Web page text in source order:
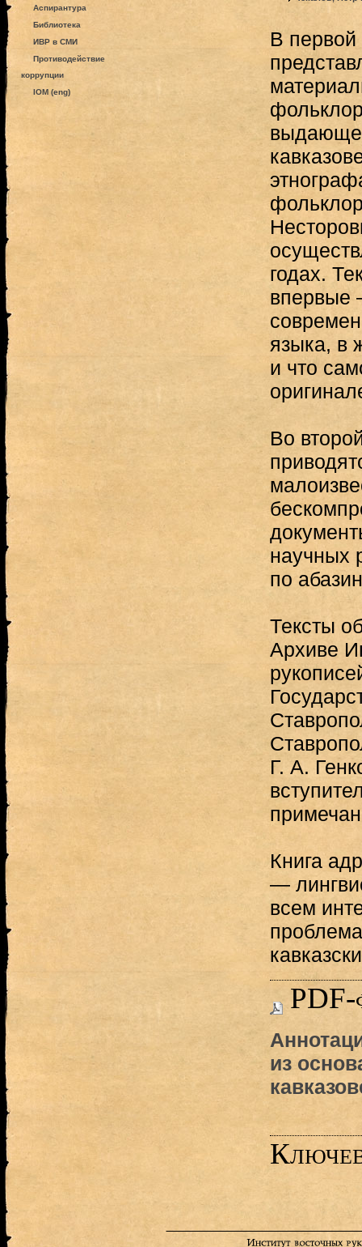
Аспирантура
Библиотека
ИВР в СМИ
Противодействие
коррупции
IOM (eng)
В первой
годах.
впервые
языка, в
и что
Во
научных
по
Тексты
Архиве
Г. А.
Книга
—
всем
PDF-
из